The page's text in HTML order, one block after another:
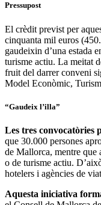
Pressupost
El crèdit previst per
cinquanta mil euros
gaudeixin d’una estada
turisme actiu. La meitat
fruit del darrer conveni
Model Econòmic,
“Gaudeix l’illa”
Les tres convocatòries
que 30.000 persones
de Mallorca, mentre que
o de turisme actiu.
hotelers i agències de
Aquesta iniciativa